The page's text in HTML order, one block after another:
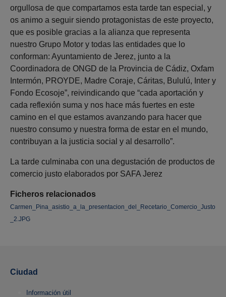
Ficheros relacionados
Carmen_Pina_asistio_a_la_presentacion_del_Recetario_Comercio_Justo
_2.JPG
orgullosa de que compartamos esta tarde tan especial, y
os animo a seguir siendo protagonistas de este proyecto,
que es posible gracias a la alianza que representa
nuestro Grupo Motor y todas las entidades que lo
conforman: Ayuntamiento de Jerez, junto a la
Coordinadora de ONGD de la Provincia de Cádiz, Oxfam
Intermón, PROYDE, Madre Coraje, Cáritas, Bululú, Inter y
Fondo Ecosoje”, reivindicando que “cada aportación y
cada reflexión suma y nos hace más fuertes en este
camino en el que estamos avanzando para hacer que
nuestro consumo y nuestra forma de estar en el mundo,
contribuyan a la justicia social y al desarrollo”.
La tarde culminaba con una degustación de productos de
comercio justo elaborados por SAFA Jerez
Ciudad
Información útil